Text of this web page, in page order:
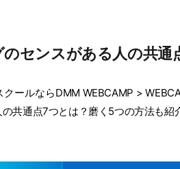
センスがある人の共
ールならDMM WEBCAMP >
共通点7つとは？磨く5つの方法も紹